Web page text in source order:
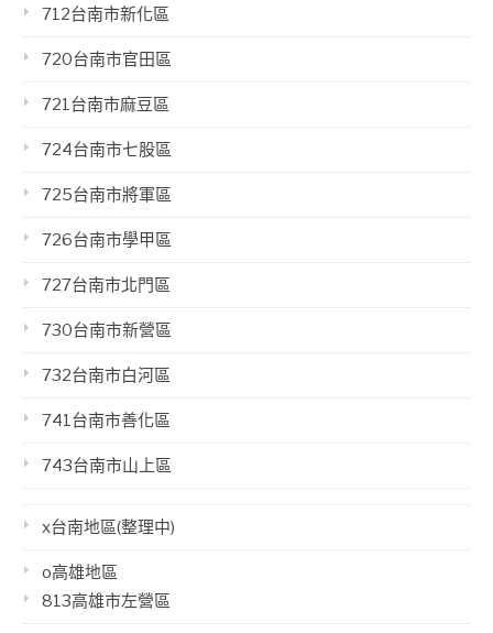
712台南市新化區
720台南市官田區
721台南市麻豆區
724台南市七股區
725台南市將軍區
726台南市學甲區
727台南市北門區
730台南市新營區
732台南市白河區
741台南市善化區
743台南市山上區
x台南地區(整理中)
o高雄地區
813高雄市左營區